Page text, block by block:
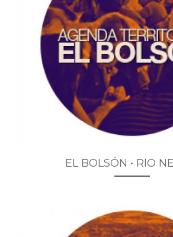
EL BOLSÓN • RIO